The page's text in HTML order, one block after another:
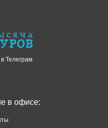
Телеграм
в офисе: